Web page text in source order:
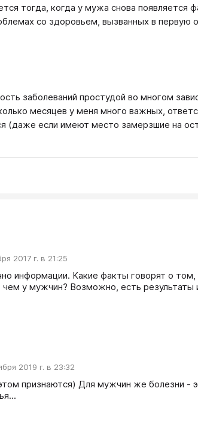
тогда, когда у мужа снова появляется
со здоровьем, вызванных в первую
заболеваний простудой во многом
месяцев у меня много важных,
(даже если имеют место замерзшие на
2017 г. в 21:25
информации. Какие факты говорят о
у мужчин? Возможно, есть результаты
2019 г. в 23:32
признаются) Для мужчин же болезни -